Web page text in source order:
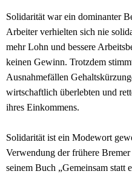
Solidarität war ein dominanter
Arbeiter verhielten sich nie
mehr Lohn und bessere
keinen Gewinn. Trotzdem
Ausnahmefällen
wirtschaftlich überlebten und
ihres Einkommens.
Solidarität ist ein Modewort
Verwendung der frühere
seinem Buch „Gemeinsam statt